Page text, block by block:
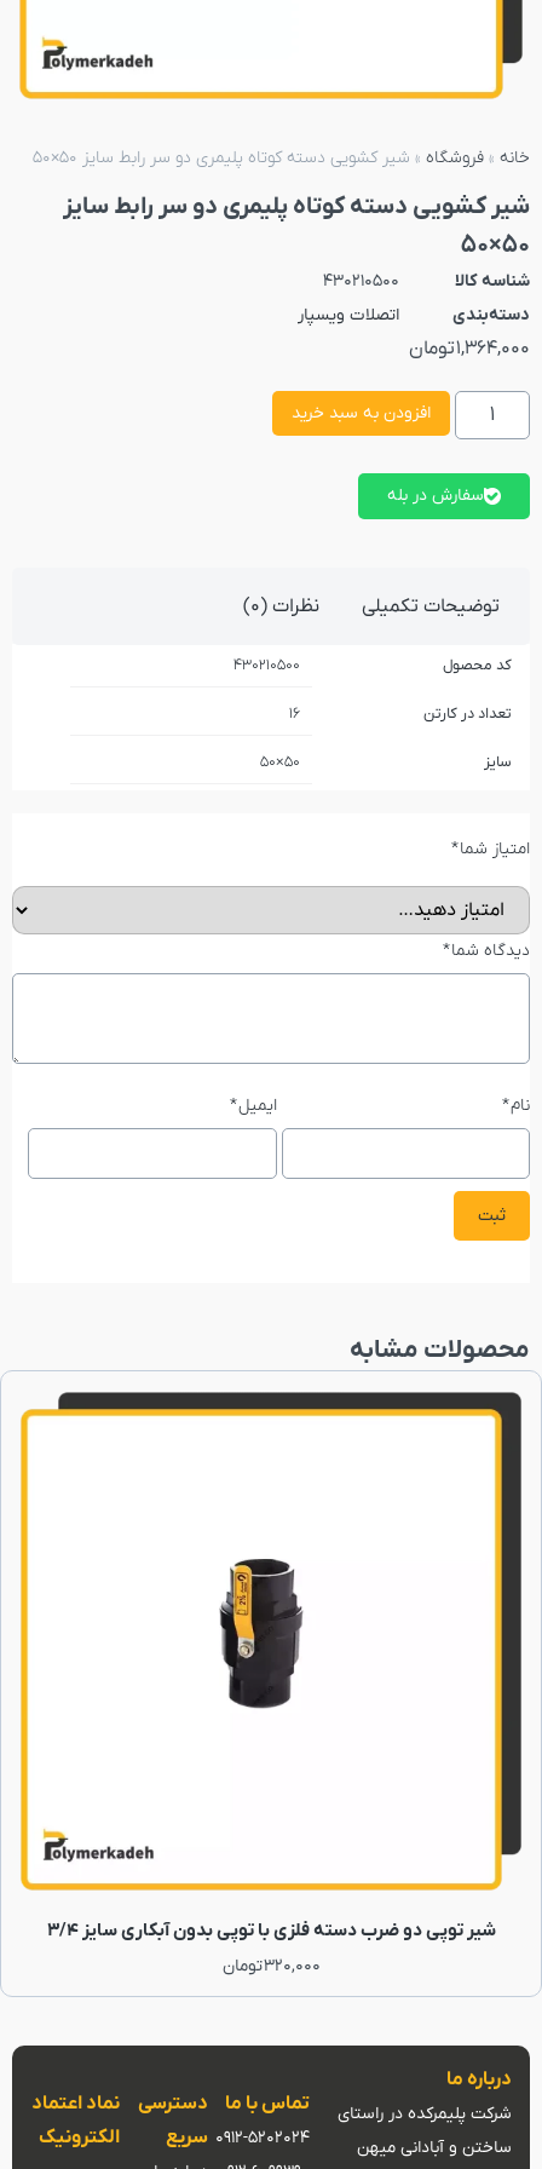
خانه » فروشگاه » شیر کشویی دسته کوتاه پلیمری دو سر رابط سایز 50×50
شیر کشویی دسته کوتاه پلیمری دو سر رابط سایز
50×50
شناسه کالا
430210500
دسته‌بندی
اتصلات ویسپار
1,364,000تومان
افزودن به سبد خرید
سفارش در بله
توضیحات تکمیلی نظرات (0)
کد محصول 430210500
تعداد در کارتن 16
سایز 50×50
امتیاز شما*
دیدگاه شما*
نام* ایمیل*
محصولات مشابه
شیر توپی دو ضرب دسته فلزی با توپی بدون آبکاری سایز 3/4
320,000تومان
درباره ما
شرکت پلیمرکده در راستای
ساختن و آبادانی میهن
تماس با ما
0912-5202024
دسترسی
سریع
نماد اعتماد
الکترونیک